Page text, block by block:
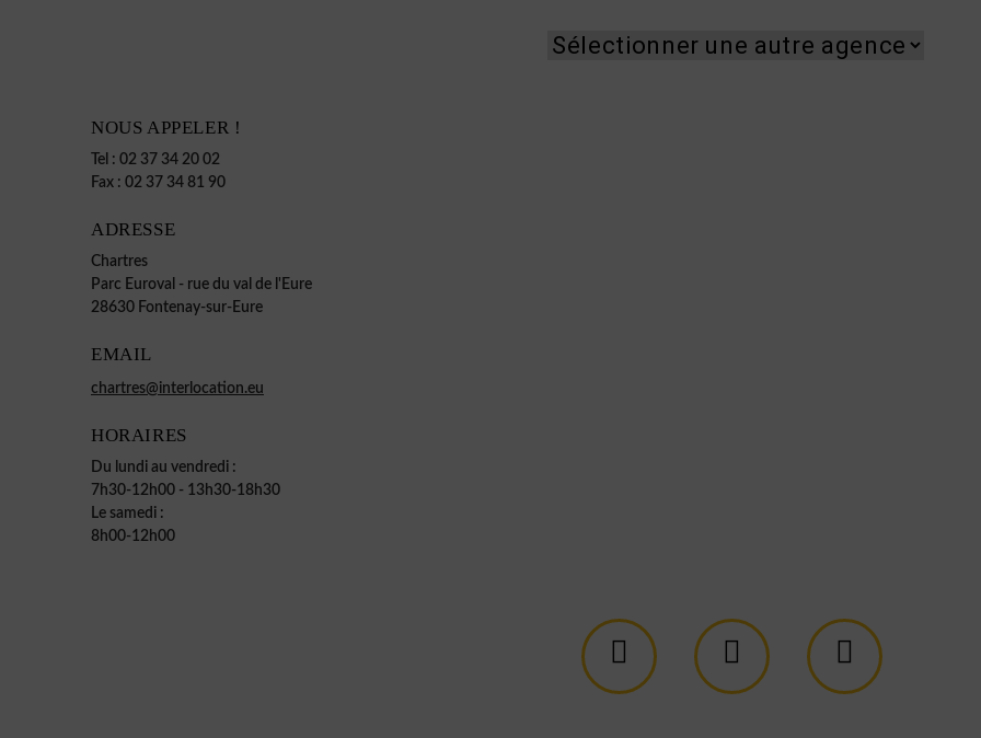
NOUS APPELER !
Tel : 02 37 34 20 02
Fax : 02 37 34 81 90
ADRESSE
Chartres
Parc Euroval - rue du val de l'Eure
28630 Fontenay-sur-Eure
EMAIL
chartres@interlocation.eu
HORAIRES
Du lundi au vendredi :
7h30-12h00 - 13h30-18h30
Le samedi :
8h00-12h00